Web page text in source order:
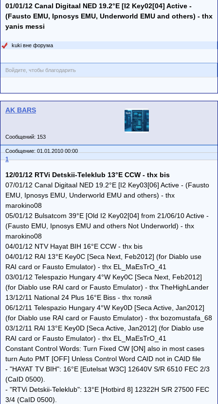
01/01/12 Canal Digitaal NED 19.2°E [I2 Key02[04] Active -
(Fausto EMU, Ipnosys EMU, Underworld EMU and others) - thx
yanis messi
kuki вне форума
Войдите, чтобы благодарить
AK BARS
Сообщений: 153
Сообщение: 01.01.2010 00:00
1
12/01/12 RTVi Detskii-Teleklub 13°E CCW - thx bis
07/01/12 Canal Digitaal NED 19.2°E [I2 Key03[06] Active - (Fausto
EMU, Ipnosys EMU, Underworld EMU and others) - thx
marokino08
05/01/12 Bulsatcom 39°E [Old I2 Key02[04] from 21/06/10 Active -
(Fausto EMU, Ipnosys EMU and others Not Underworld) - thx
marokino08
04/01/12 NTV Hayat BIH 16°E CCW - thx bis
04/01/12 RAI 13°E Key0C [Seca Next, Feb2012] (for Diablo use
RAI card or Fausto Emulator) - thx EL_MaEsTrO_41
03/01/12 Telespazio Hungary 4°W Key0C [Seca Next, Feb2012]
(for Diablo use RAI card or Fausto Emulator) - thx TheHighLander
13/12/11 National 24 Plus 16°E Biss - thx толяй
06/12/11 Telespazio Hungary 4°W Key0D [Seca Active, Jan2012]
(for Diablo use RAI card or Fausto Emulator) - thx bozomustafa_68
03/12/11 RAI 13°E Key0D [Seca Active, Jan2012] (for Diablo use
RAI card or Fausto Emulator) - thx EL_MaEsTrO_41
Constant Control Words: Turn Fixed CW [ON] also in most cases
turn Auto PMT [OFF] Unless Control Word CAID not in CAID file
- "HAYAT TV BIH": 16°E [Eutelsat W3C] 12640V S/R 6510 FEC 2/3
(CaID 0500).
- "RTVi Detskii-Teleklub": 13°E [Hotbird 8] 12322H S/R 27500 FEC
3/4 (CaID 0500).